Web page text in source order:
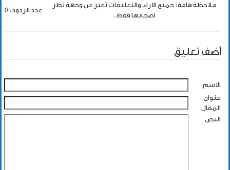
ملاحظة هامة: جميع الاراء والتعليقات تعبر عن وجهة نظر
اصحابها فقط.
عدد الردود: 0
أضف تعليق
الاسم
عنوان
المقال
النص